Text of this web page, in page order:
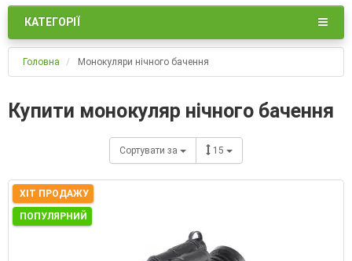
КАТЕГОРІЇ
Головна Монокуляри нічного бачення
Купити монокуляр нічного бачення
Сортувати за 15
ХІТ ПРОДАЖУ
ПОПУЛЯРНИЙ